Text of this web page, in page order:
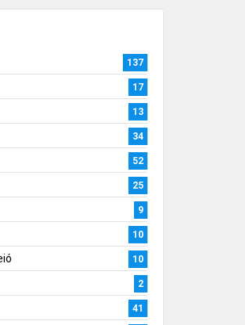
137
17
13
34
52
25
9
10
10
2
41